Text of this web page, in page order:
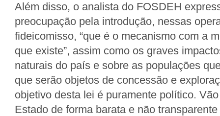
Além disso, o analista do FOSDEH
preocupação pela introdução, nessas
fideicomisso, “que é o mecanismo com a
que existe”, assim como os graves
naturais do país e sobre as populações
que serão objetos de concessão e
objetivo desta lei é puramente político.
Estado de forma barata e não